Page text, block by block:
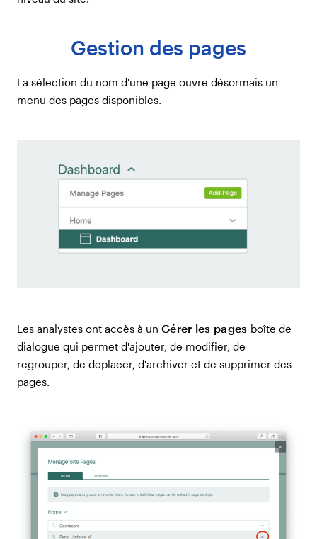
Gestion des pages
La sélection du nom d'une page ouvre désormais un
menu des pages disponibles.
Les analystes ont accès à un Gérer les pages boîte de
dialogue qui permet d'ajouter, de modifier, de
regrouper, de déplacer, d'archiver et de supprimer des
pages.